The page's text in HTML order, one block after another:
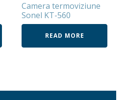
Camera termoviziune
Sonel KT-560
READ MORE